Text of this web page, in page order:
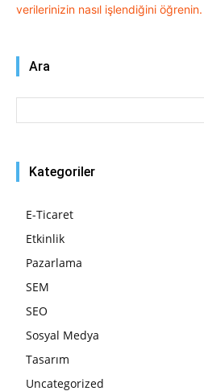
verilerinizin nasıl işlendiğini öğrenin.
Ara
Kategoriler
E-Ticaret
Etkinlik
Pazarlama
SEM
SEO
Sosyal Medya
Tasarım
Uncategorized